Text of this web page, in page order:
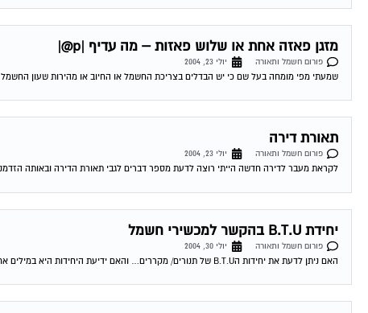
מזגן פאזה אחת או שלוש פאזות – מה עדיף |p@|
פורום חשמל ותאורה
יולי 23, 2004
שמעתי מפי מומחה בעל שם כי יש הבדלים בצריכת החשמל או החיוב או מהירות שעון החשמל
תאורת דירה
פורום חשמל ותאורה
יולי 23, 2004
לקראת מעבר לדירה חדשה הייתי רוצה לדעת מספר דברים לגבי תאורת הדירה ובאותה
יחידת B.T.U בהקשר למכשירי חשמל
פורום חשמל ותאורה
יולי 30, 2004
האם ניתן לדעת את יחידות הB.T.U של תנורים/ מקררים… והאם ידיעת היחידות היא במילים אחרות לדעת מה פליטת החום לאוויר של מכשיר מסויים? 03-08-2004 03:07:00...